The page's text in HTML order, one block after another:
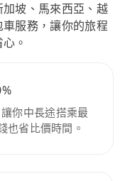
坡、馬來西亞、越
服務，讓你的旅程
。
你中長途搭乘最
也省比價時間。